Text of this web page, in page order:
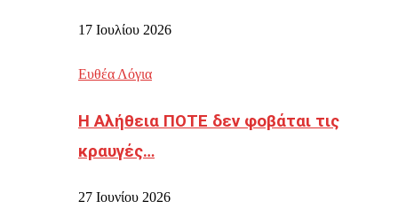
17 Ιουλίου 2026
Ευθέα Λόγια
Η Αλήθεια ΠΟΤΕ δεν φοβάται τις
κραυγές…
27 Ιουνίου 2026